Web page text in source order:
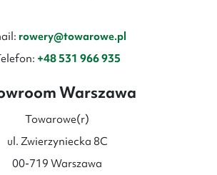
rowery@towarowe.pl
+48 531 966 935
Warszawa
Towarowe(r)
ul. Zwierzyniecka 8C
00-719 Warszawa